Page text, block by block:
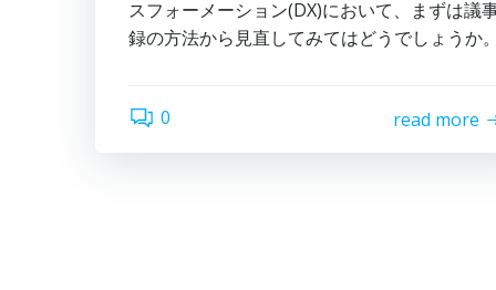
スフォーメーション(DX)において、まずは議
録の方法から見直してみてはどうでしょうか
0 read more